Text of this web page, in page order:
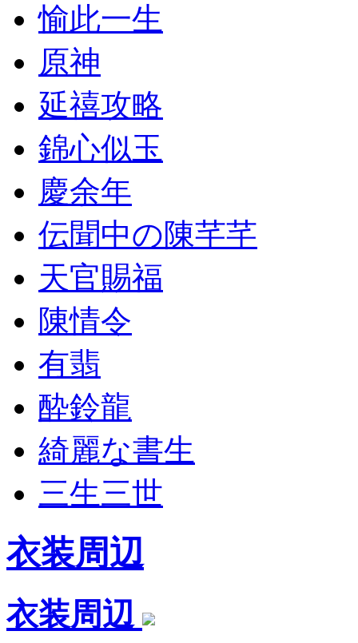
愉此一生
原神
延禧攻略
錦心似玉
慶余年
伝聞中の陳芊芊
天官賜福
陳情令
有翡
酔鈴龍
綺麗な書生
三生三世
衣装周辺
衣装周辺